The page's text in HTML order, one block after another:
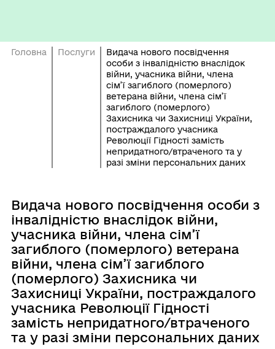
Головна Послуги
Видача нового посвідчення
особи з інвалідністю внаслідок
війни, учасника війни, члена
сім’ї загиблого (померлого)
ветерана війни, члена сім’ї
загиблого (померлого)
Захисника чи Захисниці України,
постраждалого учасника
Революції Гідності замість
непридатного/втраченого та у
разі зміни персональних даних
Видача нового посвідчення особи з
інвалідністю внаслідок війни,
учасника війни, члена сім’ї
загиблого (померлого) ветерана
війни, члена сім’ї загиблого
(померлого) Захисника чи
Захисниці України, постраждалого
учасника Революції Гідності
замість непридатного/втраченого
та у разі зміни персональних даних